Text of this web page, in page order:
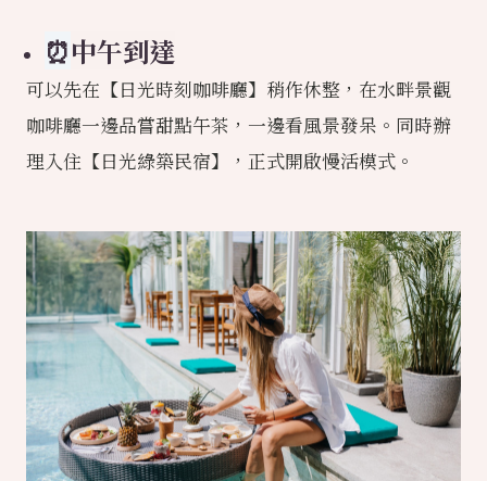
⏰中午到達
可以先在【日光時刻咖啡廳】稍作休整，在水畔景觀
咖啡廳一邊品嘗甜點午茶，一邊看風景發呆。同時辦
理入住【日光綠築民宿】，正式開啟慢活模式。